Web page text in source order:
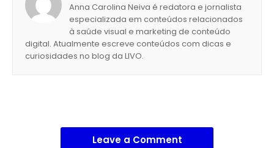
Anna Carolina Neiva é redatora e jornalista
especializada em conteúdos relacionados
à saúde visual e marketing de conteúdo
digital. Atualmente escreve conteúdos com dicas e
curiosidades no blog da LIVO.
Leave a Comment